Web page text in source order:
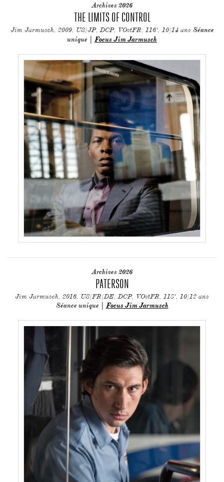
Archives 2026
THE LIMITS OF CONTROL
Jim Jarmusch, 2009, US/JP, DCP, VOstFR, 116', 10/14 ans Séance
unique | Focus Jim Jarmusch
Archives 2026
PATERSON
Jim Jarmusch, 2016, US/FR/DE, DCP, VOstFR, 118', 10/12 ans
Séance unique | Focus Jim Jarmusch